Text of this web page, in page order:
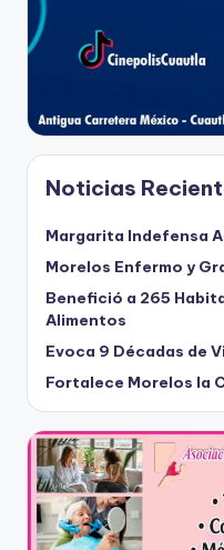
Noticias
Margarita Indefensa
Morelos Enfermo y
Benefició a 265
Alimentos
Evoca 9 Décadas de
Fortalece Morelos la